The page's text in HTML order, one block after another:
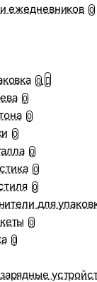
ежедневников 0
0
0
0
0
0
0
0
для
0
0